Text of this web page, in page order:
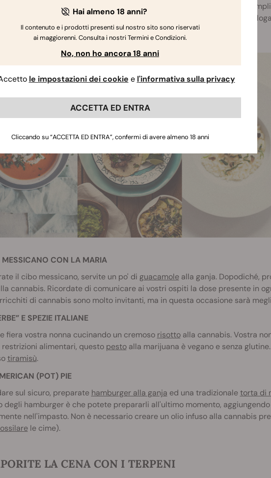
insalata a livelli superiori, e stupirà i vostri amici con la sua
sono un piatto squisito e facile da preparare. Un'opzione
con olio aromatizzato alla cannabis.
MESSICANO CON LA MARIA
il cibo messicano, servite un po' di guacamolealla ganja. Dopodiché,
cannabis. Ricordate di comunicare ai vostri ospiti la dose presente in
di cannabis sono molto invitanti, ma in questa occasione sarà
E SPEZIE ITALIANE
fiera vostra nonna cucinando un cremoso risottoalla cannabis. Vostra
alimentari, questo pestoalla marijuana è vegano e senza
tiramisù.
(POT) PIE
sul sicuro, preparate hamburger alla ganja ed una tradizionaletorta di
degli hamburger è che potete prepararli all'ultimo momento,
nell'impasto. Non è necessario creare un olio infuso alla cannabis
le cime).
LA CENA CON I TERPENI
Hai almeno 18 anni?
Il contenuto e i prodotti presenti sul nostro sito sono riservati
ai maggiorenni. Consulta i nostri Termini e Condizioni.
No, non ho ancora 18 anni
le impostazioni dei cookie e l'informativa sulla privacy
ACCETTA ED ENTRA
Cliccando su “ACCETTA ED ENTRA”, confermi di avere almeno 18 anni